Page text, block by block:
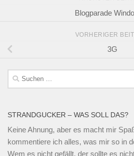
Blogparade
VORHERIGER
3G
Suchen
nach:
STRANDGUCKER – WAS SOLL DAS?
Keine Ahnung, aber es macht mir
kommentiere ich alles, was mir so in
Wem es nicht gefällt, der sollte es